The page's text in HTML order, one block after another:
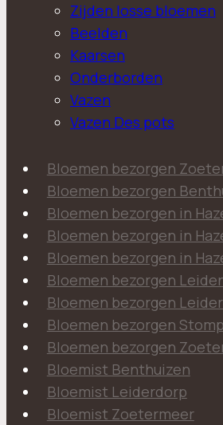
Zijden losse bloemen
Beelden
Kaarsen
Onderborden
Vazen
Vazen Des pots
Bloemen bezorgen
Bloemen bezorgen
Bloemen bezorgen in
Bloemen bezorgen in
Bloemen bezorgen in
Bloemen bezorgen
Bloemen bezorgen
Bloemen bezorgen
Bloemen bezorgen
Bloemist Benthuizen
Bloemist Leiderdorp
Bloemist Zoetermeer